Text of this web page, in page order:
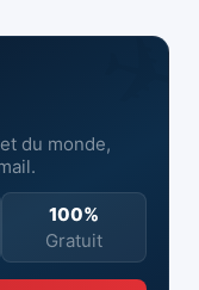
l’Aéroport
Mohammed V
du monde,
100%
Gratuit